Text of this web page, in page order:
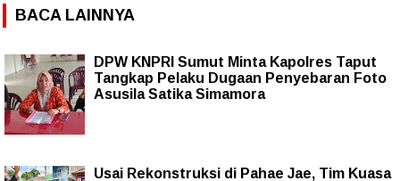
BACA LAINNYA
DPW KNPRI Sumut Minta Kapolres Taput
Tangkap Pelaku Dugaan Penyebaran Foto
Asusila Satika Simamora
Usai Rekonstruksi di Pahae Jae, Tim Kuasa